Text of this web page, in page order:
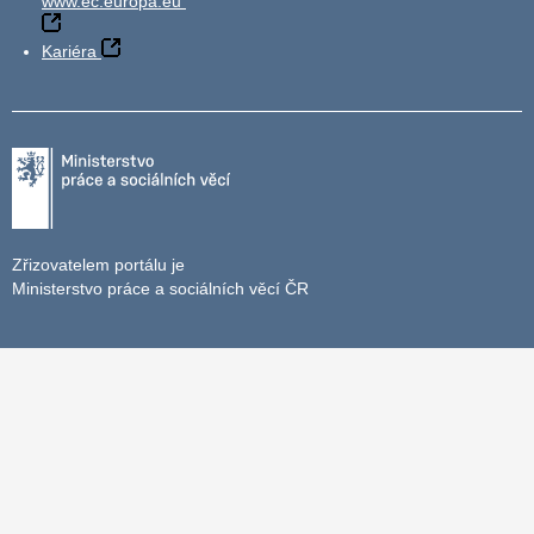
Kariéra
Zřizovatelem portálu je
Ministerstvo práce a sociálních věcí ČR